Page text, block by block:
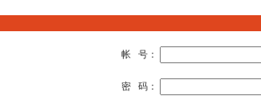
帐 号：
密 码：